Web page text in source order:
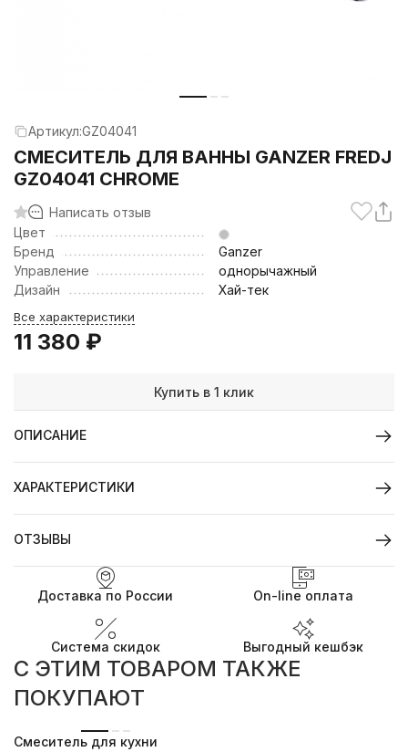
Артикул:GZ04041
CМЕСИТЕЛЬ ДЛЯ ВАННЫ GANZER FREDJ
GZ04041 CHROME
Написать отзыв
Цвет
Бренд
Ganzer
Управление
однорычажный
Дизайн
Хай-тек
Все характеристики
11 380 ₽
Купить в 1 клик
ОПИСАНИЕ
ХАРАКТЕРИСТИКИ
ОТЗЫВЫ
Доставка по России On-line оплата
Система скидок Выгодный кешбэк
C ЭТИМ ТОВАРОМ ТАКЖЕ
ПОКУПАЮТ
Смеситель для кухни